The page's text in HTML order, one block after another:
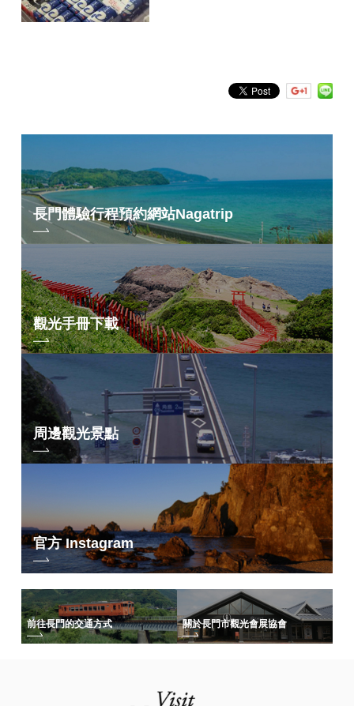
長門體驗行程預約網站Nagatrip
觀光手冊下載
周邊觀光景點
官方 Instagram
前往長門的交通方式 關於長門市觀光會展協會